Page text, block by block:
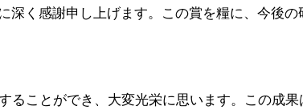
く感謝申し上げます。この賞を糧に、今後
ことができ、大変光栄に思います。この成